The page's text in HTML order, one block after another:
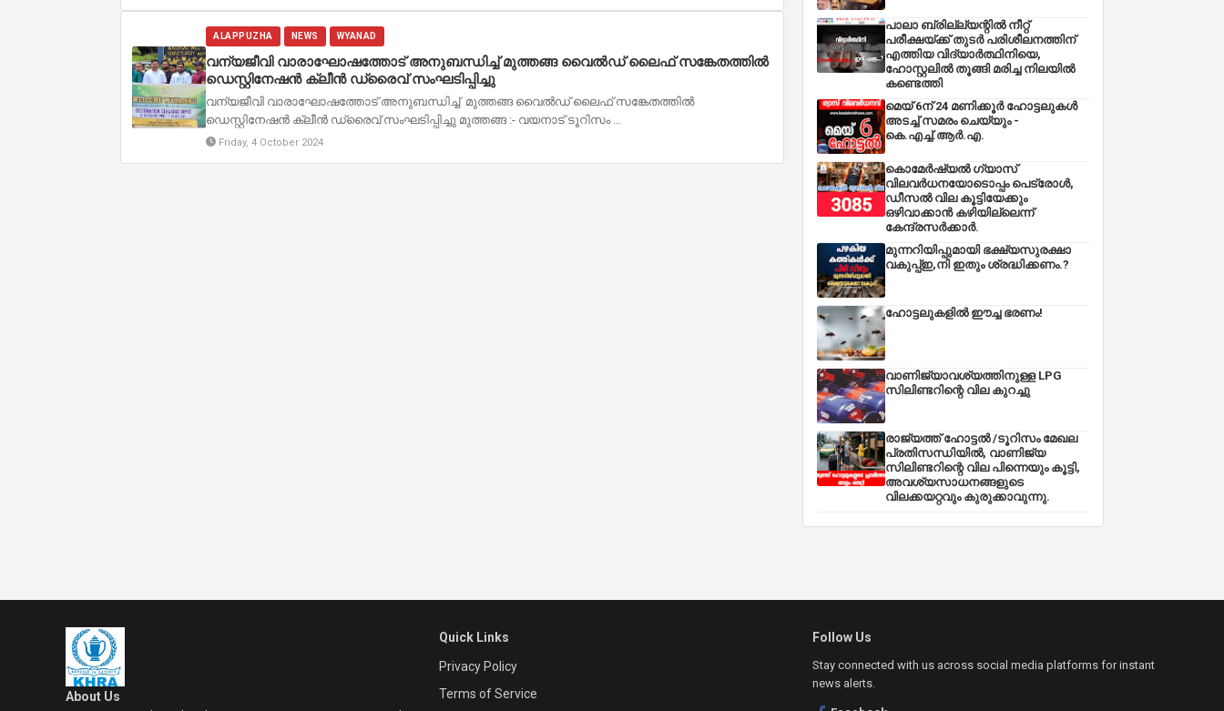
ALAPPUZHA NEWS WYANAD
വന്യജീവി വാരാഘോഷത്തോട് അനുബന്ധിച്ച് മുത്തങ്ങ വൈൽഡ് ലൈഫ് സങ്കേതത്തിൽ
ഡെസ്റ്റിനേഷൻ ക്ലീൻ ഡ്രൈവ് സംഘടിപ്പിച്ചു
വന്യജീവി വാരാഘോഷത്തോട് അനുബന്ധിച്ച് മുത്തങ്ങ വൈൽഡ് ലൈഫ് സങ്കേതത്തിൽ
ഡെസ്റ്റിനേഷൻ ക്ലീൻ ഡ്രൈവ് സംഘടിപ്പിച്ചു മുത്തങ്ങ :- വയനാട് ടൂറിസം ...
Friday, 4 October 2024
പാലാ ബ്രില്ല്യന്റിൽ നീറ്റ്
പരീക്ഷയ്ക്ക് തുടർ പരിശീലനത്തിന്
എത്തിയ വിദ്യാർത്ഥിനിയെ,
ഹോസ്റ്റലിൽ തൂങ്ങി മരിച്ച നിലയിൽ
കണ്ടെത്തി
മെയ് 6ന് 24 മണിക്കൂർ ഹോട്ടലുകൾ
അടച്ച് സമരം ചെയ്യും -
കെ.എച്ച്.ആർ.എ.
കൊമേർഷ്യൽ ഗ്യാസ്
വിലവർധനയോടൊപ്പം പെട്രോൾ,
ഡീസല്‍ വില കൂട്ടിയേക്കും
ഒഴിവാക്കാന്‍ കഴിയില്ലെന്ന്
കേന്ദ്രസര്‍ക്കാര്‍.
മുന്നറിയിപ്പുമായി ഭക്ഷ്യസുരക്ഷാ
വകുപ്പ്ഇ,നി ഇതും ശ്രദ്ധിക്കണം.?
ഹോട്ടലുകളിൽ ഈച്ച ഭരണം!
വാണിജ്യാവശ്യത്തിനുള്ള LPG
സിലിണ്ടറിന്റെ വില കുറച്ചു
രാജ്യത്ത് ഹോട്ടൽ /ടൂറിസം മേഖല
പ്രതിസന്ധിയിൽ, വാണിജ്യ
സിലിണ്ടറിന്റെ വില പിന്നെയും കൂട്ടി,
അവശ്യസാധനങ്ങളുടെ
വിലക്കയറ്റവും കുരുക്കാവുന്നു.
About Us
Quick Links
Privacy Policy
Terms of Service
Follow Us
Stay connected with us across social media platforms for instant
news alerts.